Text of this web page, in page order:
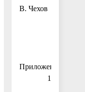
В. Чехов
Приложение
1